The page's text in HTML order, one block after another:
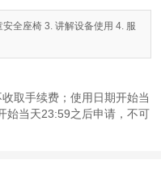
全座椅 3. 讲解设备使用 4. 服
取手续费；使用日期开始当
始当天23:59之后申请，不可